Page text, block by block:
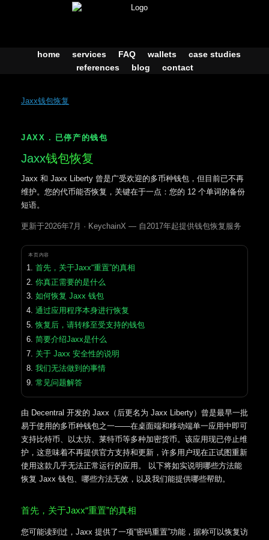
home services FAQ wallets
case studies
references
blog contact
Jaxx钱包恢复
JAXX . 已停产的钱包
Jaxx钱包恢复
Jaxx 和 Jaxx Liberty 曾是广受欢迎的多币种钱包，但目前已不再
维护。您的代币能否恢复，关键在于一点：您的 12 个单词的备份
短语。
更新于2026年7月 · KeychainX — 自2017年起提供钱包恢复服务
本页内容
首先，关于Jaxx“重置”的真相
你真正需要的是什么
如何恢复 Jaxx 钱包
通过应用程序本身进行恢复
恢复后，请转移至受支持的钱包
简要介绍Jaxx是什么
关于 Jaxx 安全性的说明
我们无法做到的事情
常见问题解答
由 Decentral 开发的 Jaxx（后更名为 Jaxx Liberty）曾是最早一批
易于使用的多币种钱包之一——在桌面端和移动端单一应用中即可
支持比特币、以太坊、莱特币等多种加密货币。该应用现已停止维
护，这意味着不再提供官方支持和更新，许多用户现在正试图重新
使用这款几乎无法正常运行的应用。 以下将如实说明哪些方法能
恢复 Jaxx 钱包、哪些方法无效，以及我们能提供哪些帮助。
首先，关于Jaxx“重置”的真相
您可能读到过，Jaxx 提供了一项“密码重置”功能，据称可以恢复访